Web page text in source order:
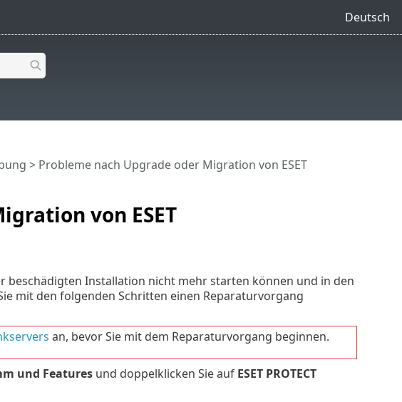
Deutsch
von ESET
> Probleme nach Upgrade oder Migration von ESET
beschädigten Installation nicht mehr starten können und in den
mit den folgenden Schritten einen Reparaturvorgang
an, bevor Sie mit dem Reparaturvorgang beginnen.
und Featuresund doppelklicken Sie auf ESET PROTECT